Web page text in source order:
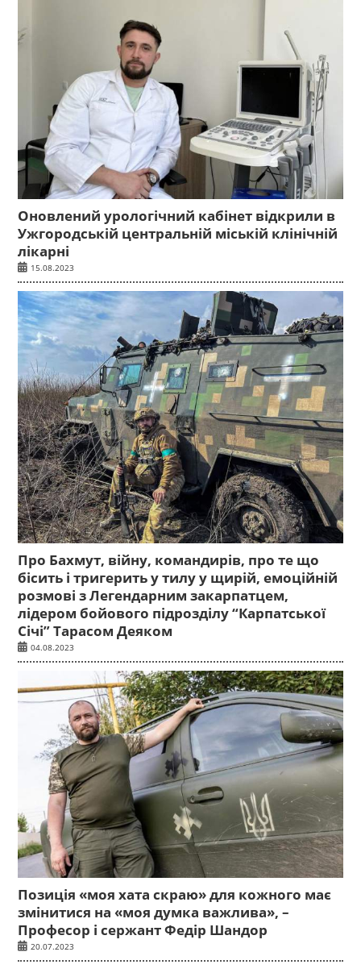
Оновлений урологічний кабінет відкрили в
Ужгородській центральній міській клінічній
лікарні
15.08.2023
Про Бахмут, війну, командирів, про те що
бісить і тригерить у тилу у щирій, емоційній
розмові з Легендарним закарпатцем,
лідером бойового підрозділу “Карпатської
Січі” Тарасом Деяком
04.08.2023
Позиція «моя хата скраю» для кожного має
змінитися на «моя думка важлива», –
Професор і сержант Федір Шандор
20.07.2023